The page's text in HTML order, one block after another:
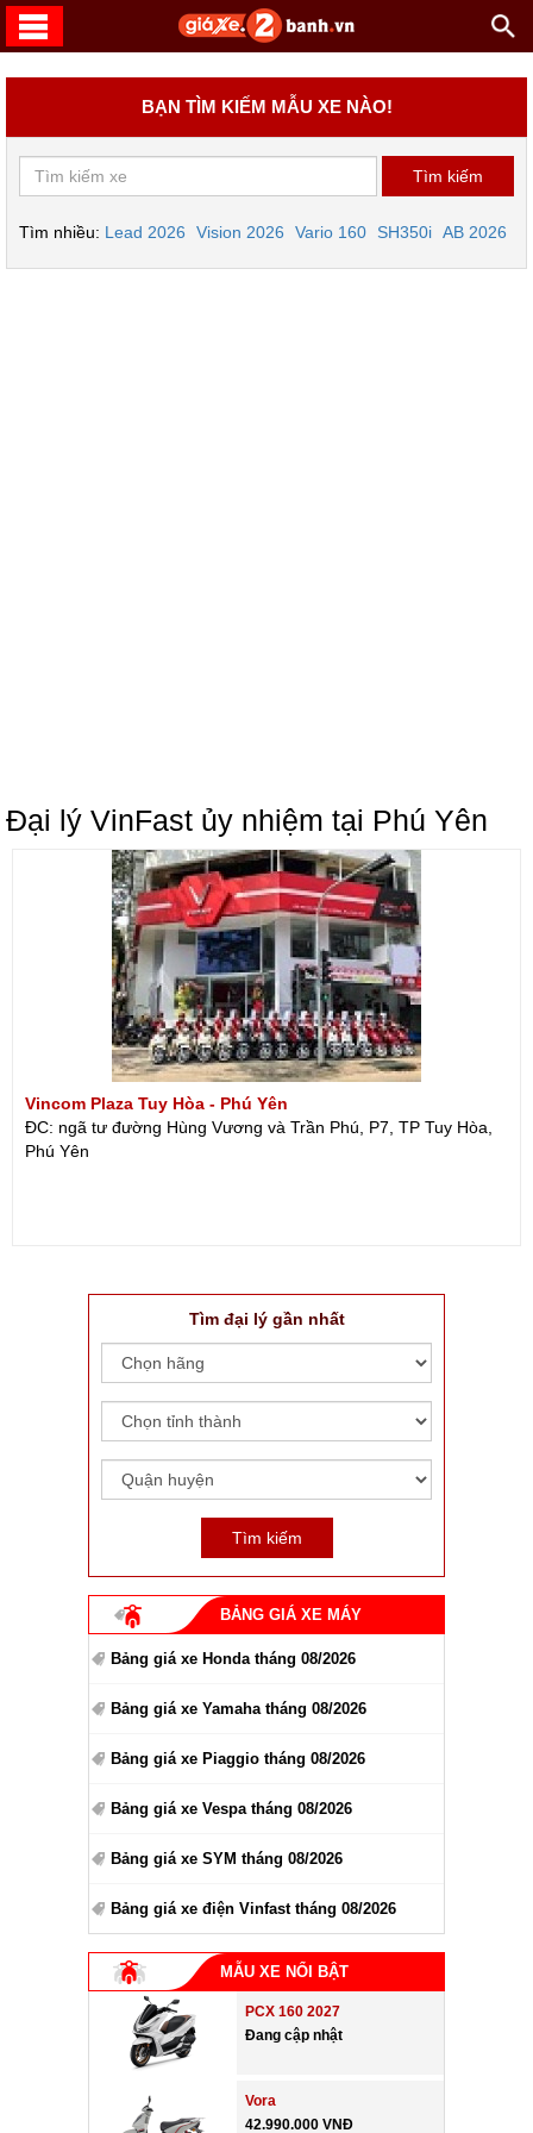
BẠN TÌM KIẾM MẪU XE NÀO!
Tìm nhiều: Lead 2026 Vision 2026 Vario 160 SH350i AB 2026
Đại lý VinFast ủy nhiệm tại Phú Yên
Vincom Plaza Tuy Hòa - Phú Yên
ĐC: ngã tư đường Hùng Vương và Trần Phú, P7, TP Tuy Hòa,
Phú Yên
Tìm đại lý gần nhất
BẢNG GIÁ XE MÁY
Bảng giá xe Honda tháng 08/2026
Bảng giá xe Yamaha tháng 08/2026
Bảng giá xe Piaggio tháng 08/2026
Bảng giá xe Vespa tháng 08/2026
Bảng giá xe SYM tháng 08/2026
Bảng giá xe điện Vinfast tháng 08/2026
MẪU XE NỔI BẬT
PCX 160 2027
Đang cập nhật
Vora
42.990.000 VNĐ